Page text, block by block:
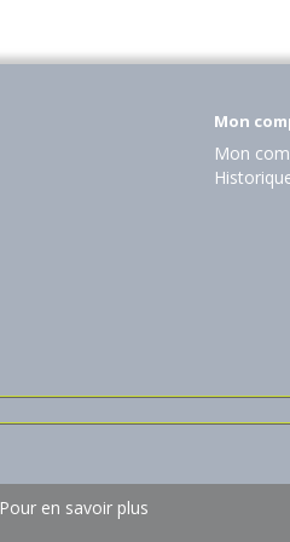
Mon
Mon
Pour en savoir plus